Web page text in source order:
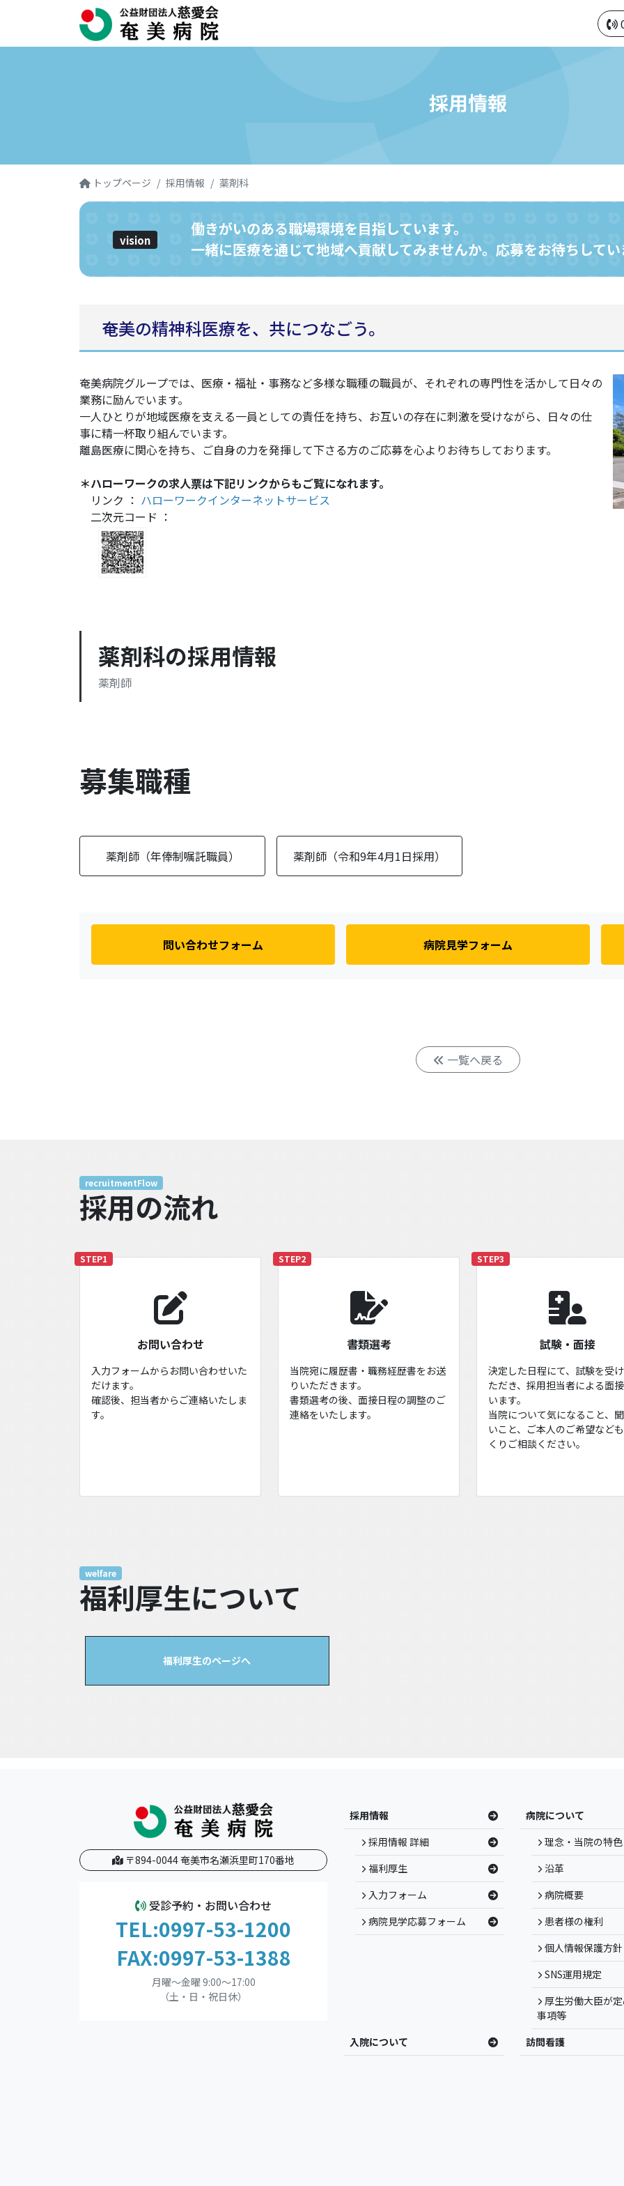
採用情報
トップページ 採用情報 薬剤科
vision
働きがいのある職場環境を目指しています。
一緒に医療を通じて地域へ貢献してみませんか。応募をお待ちしてい
奄美の精神科医療を、共につなごう。
奄美病院グループでは、医療・福祉・事務など多様な職種の職員が、それぞれの専門性を活かして日々の
業務に励んでいます。
一人ひとりが地域医療を支える一員としての責任を持ち、お互いの存在に刺激を受けながら、日々の仕
事に精一杯取り組んでいます。
離島医療に関心を持ち、ご自身の力を発揮して下さる方のご応募を心よりお待ちしております。
＊ハローワークの求人票は下記リンクからもご覧になれます。
リンク ： ハローワークインターネットサービス
二次元コード ：
薬剤科の採用情報
薬剤師
募集職種
薬剤師（年俸制嘱託職員） 薬剤師（令和9年4月1日採用）
問い合わせフォーム 病院見学フォーム
一覧へ戻る
recruitmentFlow
採用の流れ
STEP1
お問い合わせ
入力フォームからお問い合わせいた
だけます。
確認後、担当者からご連絡いたしま
す。
STEP2
書類選考
当院宛に履歴書・職務経歴書をお送
りいただきます。
書類選考の後、面接日程の調整のご
連絡をいたします。
STEP3
試験・面接
決定した日程にて、試験を受
ただき、採用担当者による面
います。
当院について気になること、
いこと、ご本人のご希望など
くりご相談ください。
welfare
福利厚生について
福利厚生のページへ
〒894-0044 奄美市名瀬浜里町170番地
受診予約・お問い合わせ
TEL:0997-53-1200
FAX:0997-53-1388
月曜～金曜 9:00～17:00
（土・日・祝日休）
採用情報
採用情報 詳細
福利厚生
入力フォーム
病院見学応募フォーム
病院について
理念・当院の特色
沿革
病院概要
患者様の権利
個人情報保護方針
SNS運用規定
厚生労働大臣が
事項等
入院について
訪問看護